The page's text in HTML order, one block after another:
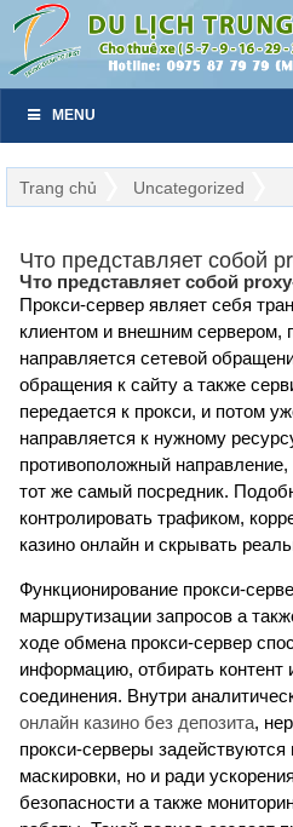
MENU
Trang chủ Uncategorized
Что представляет собой
Что представляет собой
Прокси-сервер являет себя
клиентом и внешним сервером,
направляется сетевой
обращения к сайту а также
передается к прокси, и потом
направляется к нужному
противоположный
тот же самый посредник.
контролировать трафиком,
казино онлайн и скрывать
Функционирование прокси-
маршрутизации запросов а
ходе обмена прокси-сервер
информацию, отбирать контент
соединения. Внутри
онлайн казино без депозита,
прокси-серверы
маскировки, но и ради
безопасности а также